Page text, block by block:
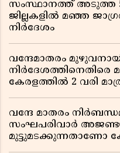
സംസ്ഥാനത്ത് അടുത്ത
ജില്ലകളിൽ മഞ്ഞ
നിർദേശം
വന്ദേമാതരം
നിർദേശത്തിനെതിരെ
കേരളത്തിൽ 2 വരി
വന്ദേ മാതരം
സംഘപരിവാർ
മുട്ടുമടക്കുന്നതാണോ